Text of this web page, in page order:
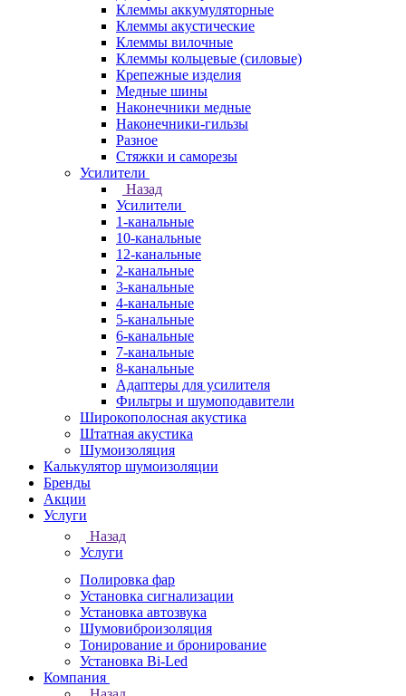
Клеммы аккумуляторные
Клеммы акустические
Клеммы вилочные
Клеммы кольцевые (силовые)
Крепежные изделия
Медные шины
Наконечники медные
Наконечники-гильзы
Разное
Стяжки и саморезы
Усилители
Назад
Усилители
1-канальные
10-канальные
12-канальные
2-канальные
3-канальные
4-канальные
5-канальные
6-канальные
7-канальные
8-канальные
Адаптеры для усилителя
Фильтры и шумоподавители
Широкополосная акустика
Штатная акустика
Шумоизоляция
Калькулятор шумоизоляции
Бренды
Акции
Услуги
Назад
Услуги
Полировка фар
Установка сигнализации
Установка автозвука
Шумовиброизоляция
Тонирование и бронирование
Установка Bi-Led
Компания